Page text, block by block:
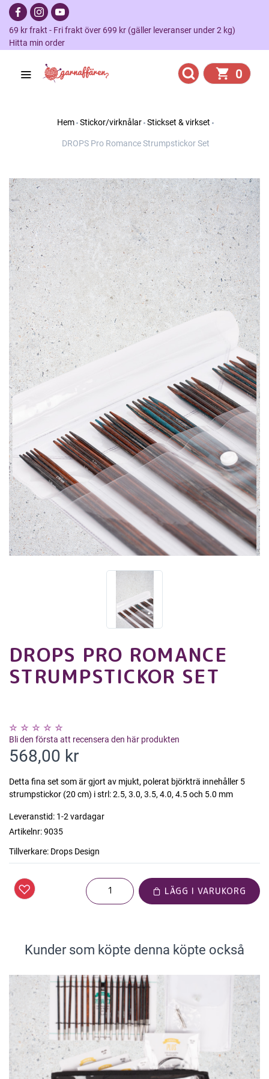
69 kr frakt - Fri frakt över 699 kr (gäller leveranser under 2 kg)
Hitta min order
0
Hem Stickor/virknålar Stickset & virkset
DROPS Pro Romance Strumpstickor Set
DROPS PRO ROMANCE
STRUMPSTICKOR SET
Bli den första att recensera den här produkten
568,00 kr
Detta fina set som är gjort av mjukt, polerat björkträ innehåller 5
strumpstickor (20 cm) i strl: 2.5, 3.0, 3.5, 4.0, 4.5 och 5.0 mm
Leveranstid: 1-2 vardagar
Artikelnr:9035
Tillverkare: Drops Design
LÄGG I VARUKORG
Kunder som köpte denna köpte också